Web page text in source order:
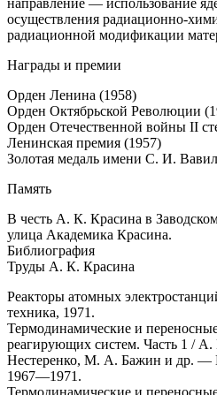
осуществления радиационно-
радиационной модификации
Награды и премии
Орден Ленина (1958)
Орден Октябрьской Революции
Орден Отечественной войны II
Ленинская премия (1957)
Золотая медаль имени С. И.
Память
В честь А. К. Красина в
улица Академика Красина.
Библиография
Труды А. К. Красина
Реакторы атомных
техника, 1971.
Термодинамические и
реагирующих систем. Часть 1 /
Нестеренко, М. А. Бажин и др. —
1967—1971.
Термодинамические и